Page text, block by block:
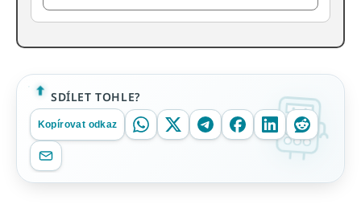
SDÍLET TOHLE?
Kopírovat odkaz